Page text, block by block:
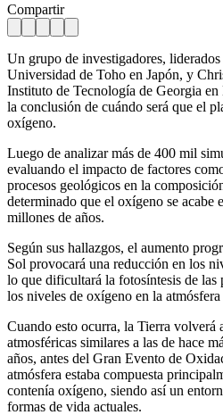
Compartir
Un grupo de investigadores,
Universidad de Toho en Japón, y
Instituto de Tecnología de Georgia
la conclusión de cuándo será que el
oxígeno.
Luego de analizar más de 400 mil
evaluando el impacto de factores
procesos geológicos en la
determinado que el oxígeno se acabe
millones de años.
Según sus hallazgos, el aumento
Sol provocará una reducción en los
lo que dificultará la fotosíntesis de las
los niveles de oxígeno en la
Cuando esto ocurra, la Tierra volverá
atmosféricas similares a las de hace
años, antes del Gran Evento de
atmósfera estaba compuesta
contenía oxígeno, siendo así un
formas de vida actuales.